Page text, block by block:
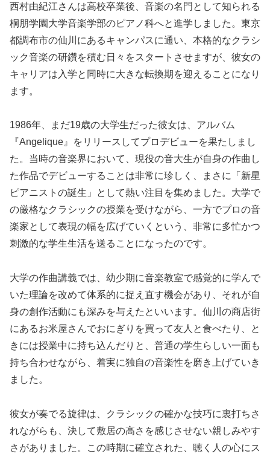
西村由紀江さんは高校卒業後、音楽の名門として知られる
桐朋学園大学音楽学部のピアノ科へと進学しました。東京
都調布市の仙川にあるキャンパスに通い、本格的なクラシ
ック音楽の研鑽を積む日々をスタートさせますが、彼女の
キャリアは入学と同時に大きな転換期を迎えることになり
ます。
1986年、まだ19歳の大学生だった彼女は、アルバム
『Angelique』をリリースしてプロデビューを果たしまし
た。当時の音楽界において、現役の音大生が自身の作曲し
た作品でデビューすることは非常に珍しく、まさに「新星
ピアニストの誕生」として熱い注目を集めました。大学で
の厳格なクラシックの授業を受けながら、一方でプロの音
楽家として表現の幅を広げていくという、非常に多忙かつ
刺激的な学生生活を送ることになったのです。
大学の作曲講義では、幼少期に音楽教室で感覚的に学んで
いた理論を改めて体系的に捉え直す機会があり、それが自
身の創作活動にも深みを与えたといいます。仙川の商店街
にあるお米屋さんでおにぎりを買って友人と食べたり、と
きには授業中に持ち込んだりと、普通の学生らしい一面も
持ち合わせながら、着実に独自の音楽性を磨き上げていき
ました。
彼女が奏でる旋律は、クラシックの確かな技巧に裏打ちさ
れながらも、決して敷居の高さを感じさせない親しみやす
さがありました。この時期に確立された、聴く人の心にス